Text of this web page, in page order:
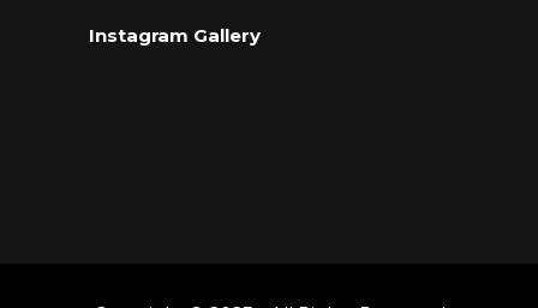
Instagram Gallery